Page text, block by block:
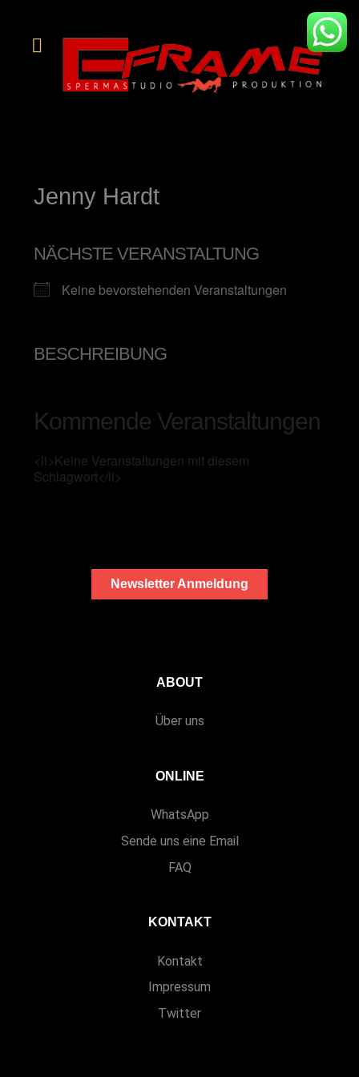
Jenny Hardt
NÄCHSTE VERANSTALTUNG
Keine bevorstehenden Veranstaltungen
BESCHREIBUNG
Kommende Veranstaltungen
<li>Keine Veranstaltungen mit diesem
Schlagwort</li>
Newsletter Anmeldung
ABOUT
Über uns
ONLINE
WhatsApp
Sende uns eine Email
FAQ
KONTAKT
Kontakt
Impressum
Twitter